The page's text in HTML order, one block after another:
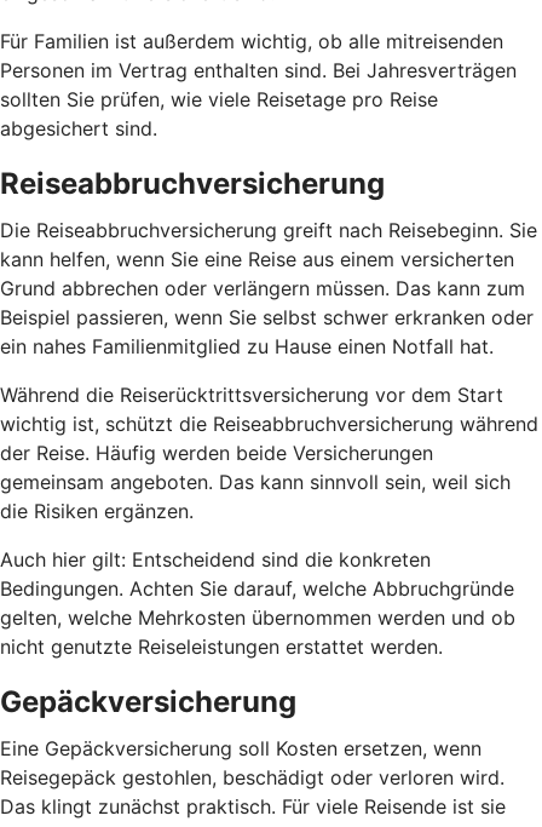
Für Familien ist außerdem wichtig, ob alle mitreisenden
Personen im Vertrag enthalten sind. Bei Jahresverträgen
sollten Sie prüfen, wie viele Reisetage pro Reise
abgesichert sind.
Reiseabbruchversicherung
Die Reiseabbruchversicherung greift nach Reisebeginn. Sie
kann helfen, wenn Sie eine Reise aus einem versicherten
Grund abbrechen oder verlängern müssen. Das kann zum
Beispiel passieren, wenn Sie selbst schwer erkranken oder
ein nahes Familienmitglied zu Hause einen Notfall hat.
Während die Reiserücktrittsversicherung vor dem Start
wichtig ist, schützt die Reiseabbruchversicherung während
der Reise. Häufig werden beide Versicherungen
gemeinsam angeboten. Das kann sinnvoll sein, weil sich
die Risiken ergänzen.
Auch hier gilt: Entscheidend sind die konkreten
Bedingungen. Achten Sie darauf, welche Abbruchgründe
gelten, welche Mehrkosten übernommen werden und ob
nicht genutzte Reiseleistungen erstattet werden.
Gepäckversicherung
Eine Gepäckversicherung soll Kosten ersetzen, wenn
Reisegepäck gestohlen, beschädigt oder verloren wird.
Das klingt zunächst praktisch. Für viele Reisende ist sie